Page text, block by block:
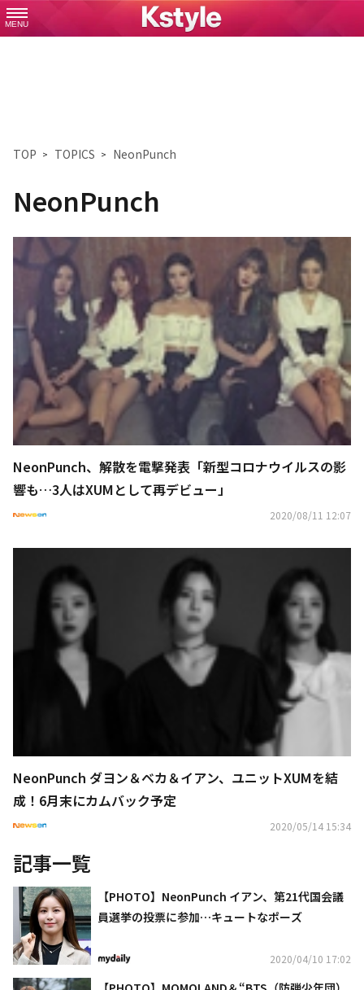
MENU
TOP TOPICS NeonPunch
NeonPunch
NeonPunch、解散を電撃発表「新型コロナウイルスの影
響も…3人はXUMとして再デビュー」
2020/08/11 12:07
NeonPunch ダヨン＆ベカ＆イアン、ユニットXUMを結
成！6月末にカムバック予定
2020/05/14 15:34
記事一覧
【PHOTO】NeonPunch イアン、第21代国会議
員選挙の投票に参加…キュートなポーズ
2020/04/10 17:02